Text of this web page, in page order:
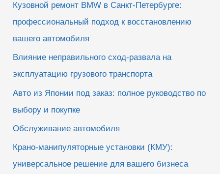
Кузовной ремонт BMW в Санкт-Петербурге:
профессиональный подход к восстановлению
вашего автомобиля
Влияние неправильного сход-развала на
эксплуатацию грузового транспорта
Авто из Японии под заказ: полное руководство по
выбору и покупке
Обслуживание автомобиля
Крано-манипуляторные установки (КМУ):
универсальное решение для вашего бизнеса